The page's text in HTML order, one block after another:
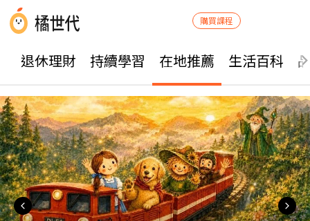
購買課程
退休理財 持續學習 在地推薦 生活百科